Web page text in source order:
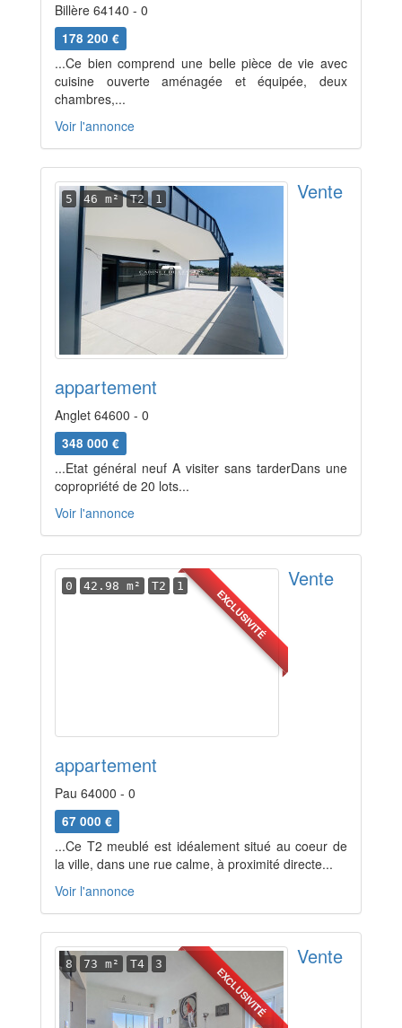
Billère 64140 - 0
178 200 €
...Ce bien comprend une belle pièce de vie avec
cuisine ouverte aménagée et équipée, deux
chambres,...
Voir l'annonce
5 46 m² T2 1 Vente
appartement
Anglet 64600 - 0
348 000 €
...Etat général neuf A visiter sans tarderDans une
copropriété de 20 lots...
Voir l'annonce
EXCLUSIVITÉ
0 42.98 m² T2 1 Vente
appartement
Pau 64000 - 0
67 000 €
...Ce T2 meublé est idéalement situé au coeur de
la ville, dans une rue calme, à proximité directe...
Voir l'annonce
EXCLUSIVITÉ
8 73 m² T4 3 Vente